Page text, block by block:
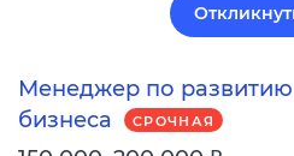
Менеджер по
бизнеса
СРОЧНАЯ